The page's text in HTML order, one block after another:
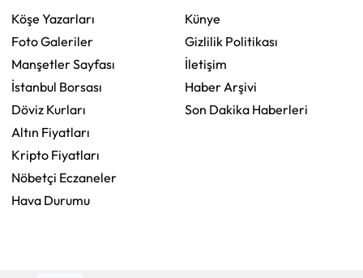
Köşe Yazarları
Foto Galeriler
Manşetler Sayfası
İstanbul Borsası
Döviz Kurları
Altın Fiyatları
Kripto Fiyatları
Nöbetçi Eczaneler
Hava Durumu
Künye
Gizlilik Politikası
İletişim
Haber Arşivi
Son Dakika Haberleri